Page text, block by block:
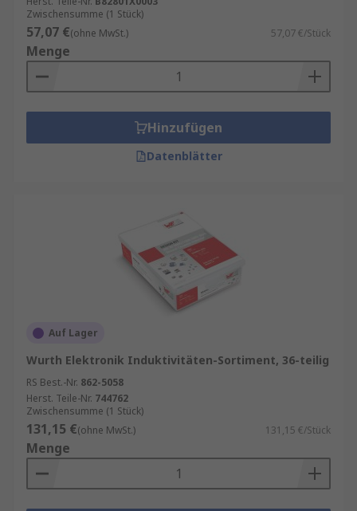
Zwischensumme (1 Stück)
57,07 €(ohne MwSt.) 57,07 €/Stück
Menge
Hinzufügen
Datenblätter
Auf Lager
Wurth Elektronik Induktivitäten-Sortiment, 36-teilig
RS Best.-Nr. 862-5058
Herst. Teile-Nr. 744762
Zwischensumme (1 Stück)
131,15 €(ohne MwSt.) 131,15 €/Stück
Menge